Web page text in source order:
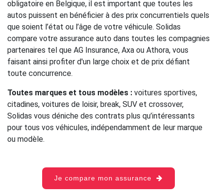
obligatoire en Belgique, il est important que toutes les
autos puissent en bénéficier à des prix concurrentiels quels
que soient l’état ou l’âge de votre véhicule. Solidas
compare votre assurance auto dans toutes les compagnies
partenaires tel que AG Insurance, Axa ou Athora, vous
faisant ainsi profiter d'un large choix et de prix défiant
toute concurrence.
Toutes marques et tous modèles : voitures sportives,
citadines, voitures de loisir, break, SUV et crossover,
Solidas vous déniche des contrats plus qu’intéressants
pour tous vos véhicules, indépendamment de leur marque
ou modèle.
Je compare mon assurance